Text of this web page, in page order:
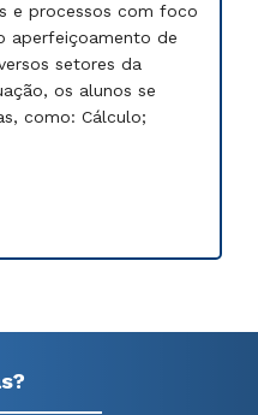
e processos com foco
aperfeiçoamento de
setores da
os alunos se
como: Cálculo;